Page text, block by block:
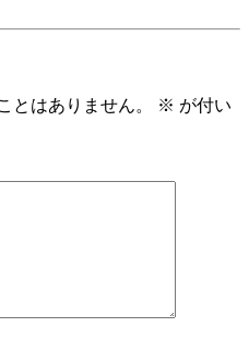
とはありません。 ※ が付い